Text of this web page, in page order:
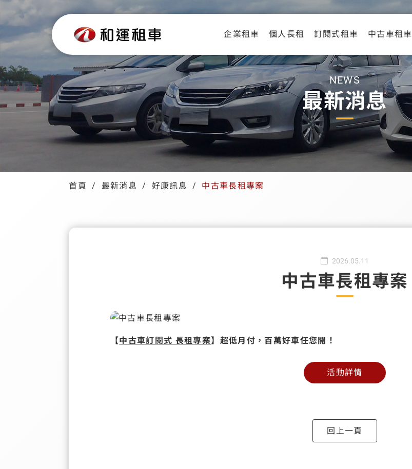
企業租車 個人長租 訂閱式租車 中古車租車
NEWS
最新消息
首頁 最新消息 好康訊息 中古車長租專案
2026.05.11
中古車長租專案
【中古車訂閱式 長租專案】 超低月付，百萬好車任您開 ！
活動詳情
回上一頁